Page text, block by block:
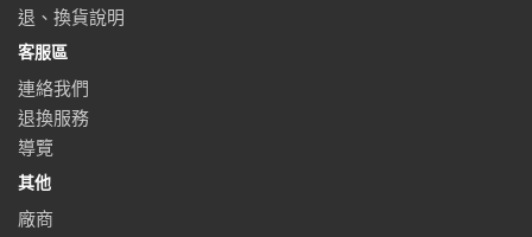
退、換貨說明
客服區
連絡我們
退換服務
導覽
其他
廠商